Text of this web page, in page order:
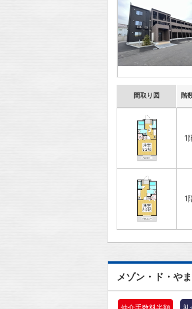
間取り図 階
1
1
メゾン・ド・や